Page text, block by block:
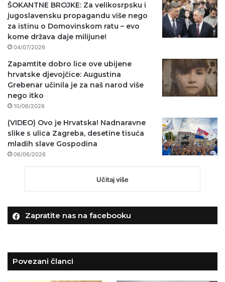
ŠOKANTNE BROJKE: Za velikosrpsku i
jugoslavensku propagandu više nego
za istinu o Domovinskom ratu – evo
kome država daje milijune!
04/07/2026
Zapamtite dobro lice ove ubijene
hrvatske djevojčice: Augustina
Grebenar učinila je za naš narod više
nego itko
10/06/2026
(VIDEO) Ovo je Hrvatska! Nadnaravne
slike s ulica Zagreba, desetine tisuća
mladih slave Gospodina
06/06/2026
Učitaj više
Zapratite nas na facebooku
Povezani članci